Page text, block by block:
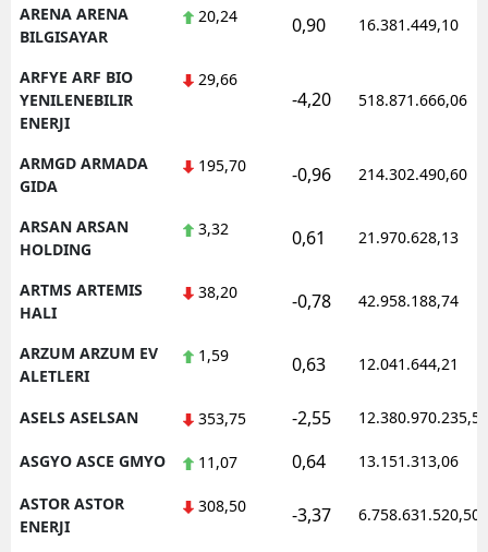
ARENA ARENA
BILGISAYAR
20,24 0,90 16.381.449,10
ARFYE ARF BIO
YENILENEBILIR
ENERJI
29,66
-4,20 518.871.666,06
ARMGD ARMADA
GIDA
195,70 -0,96 214.302.490,60
ARSAN ARSAN
HOLDING
3,32 0,61 21.970.628,13
ARTMS ARTEMIS
HALI
38,20 -0,78 42.958.188,74
ARZUM ARZUM EV
ALETLERI
1,59 0,63 12.041.644,21
ASELS ASELSAN 353,75 -2,55 12.380.970.235,50
ASGYO ASCE GMYO 11,07 0,64 13.151.313,06
ASTOR ASTOR
ENERJI
308,50 -3,37 6.758.631.520,50